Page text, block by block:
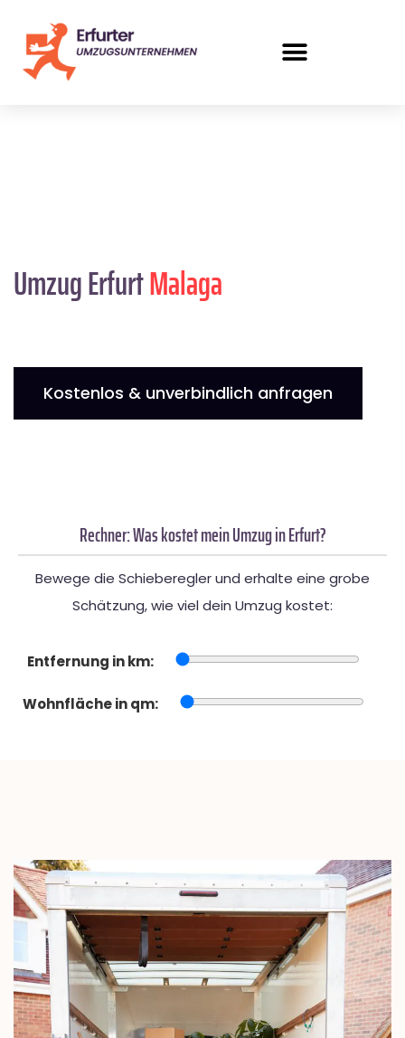
Umzug ErfurtMalaga
Kostenlos & unverbindlich anfragen
Rechner: Was kostet mein Umzug in Erfurt?
Bewege die Schieberegler und erhalte eine grobe
Schätzung, wie viel dein Umzug kostet:
Entfernung in km:
Wohnfläche in qm: